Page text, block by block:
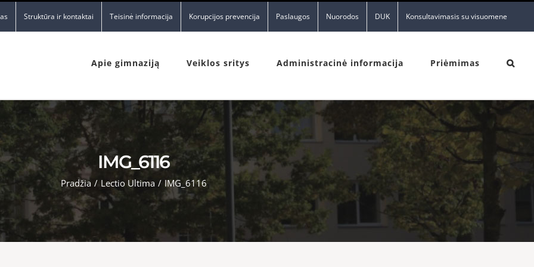
Struktūra ir kontaktai Teisinė informacija Korupcijos prevencija Paslaugos Nuorodos DUK Konsultavimasis su visuomene
Apie gimnaziją Veiklos sritys Administracinė informacija Priėmimas
IMG_6116
Pradžia / Lectio Ultima / IMG_6116